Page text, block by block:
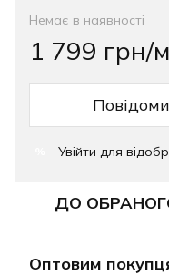
Немає в наявності
1 799 грн/м
Увійти для
ДО
Оптовим